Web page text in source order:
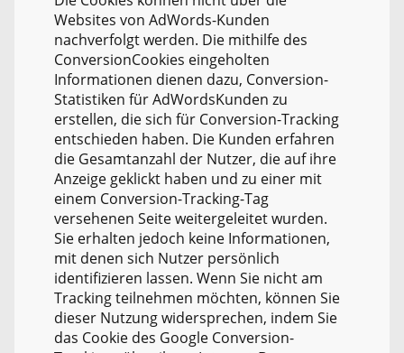
Websites von AdWords-Kunden
nachverfolgt werden. Die mithilfe des
ConversionCookies eingeholten
Informationen dienen dazu, Conversion-
Statistiken für AdWordsKunden zu
erstellen, die sich für Conversion-Tracking
entschieden haben. Die Kunden erfahren
die Gesamtanzahl der Nutzer, die auf ihre
Anzeige geklickt haben und zu einer mit
einem Conversion-Tracking-Tag
versehenen Seite weitergeleitet wurden.
Sie erhalten jedoch keine Informationen,
mit denen sich Nutzer persönlich
identifizieren lassen. Wenn Sie nicht am
Tracking teilnehmen möchten, können Sie
dieser Nutzung widersprechen, indem Sie
das Cookie des Google Conversion-